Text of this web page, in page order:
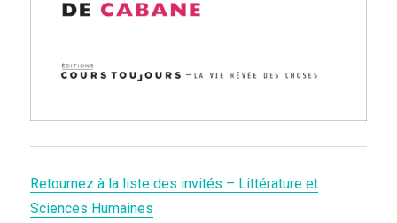
Retournez à la liste des invités – Littérature et
Sciences Humaines